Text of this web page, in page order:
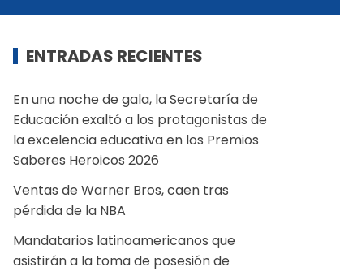
ENTRADAS RECIENTES
En una noche de gala, la Secretaría de
Educación exaltó a los protagonistas de
la excelencia educativa en los Premios
Saberes Heroicos 2026
Ventas de Warner Bros, caen tras
pérdida de la NBA
Mandatarios latinoamericanos que
asistirán a la toma de posesión de